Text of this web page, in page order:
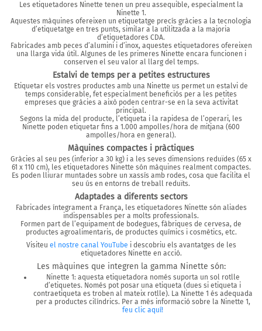
Les etiquetadores Ninette tenen un preu assequible, especialment la
Ninette 1.
Aquestes màquines ofereixen un etiquetatge precís gràcies a la tecnologia
d’etiquetatge en tres punts, similar a la utilitzada a la majoria
d’etiquetadores CDA.
Fabricades amb peces d’alumini i d’inox, aquestes etiquetadores ofereixen
una llarga vida útil. Algunes de les primeres Ninette encara funcionen i
conserven el seu valor al llarg del temps.
Estalvi de temps per a petites estructures
Etiquetar els vostres productes amb una Ninette us permet un estalvi de
temps considerable, fet especialment beneficiós per a les petites
empreses que gràcies a això poden centrar-se en la seva activitat
principal.
Segons la mida del producte, l’etiqueta i la rapidesa de l’operari, les
Ninette poden etiquetar fins a 1.000 ampolles/hora de mitjana (600
ampolles/hora en general).
Màquines compactes i pràctiques
Gràcies al seu pes (inferior a 30 kg) i a les seves dimensions reduïdes (65 x
61 x 110 cm), les etiquetadores Ninette són màquines realment compactes.
Es poden lliurar muntades sobre un xassís amb rodes, cosa que facilita el
seu ús en entorns de treball reduïts.
Adaptades a diferents sectors
Fabricades íntegrament a França, les etiquetadores Ninette són aliades
indispensables per a molts professionals.
Formen part de l’equipament de bodegues, fàbriques de cervesa, de
productes agroalimentaris, de productes químics i cosmètics, etc.
Visiteu el nostre canal YouTube i descobriu els avantatges de les
etiquetadores Ninette en acció.
Les màquines que integren la gamma Ninette són:
Ninette 1: aquesta etiquetadora només suporta un sol rotlle
d’etiquetes. Només pot posar una etiqueta (dues si etiqueta i
contraetiqueta es troben al mateix rotlle). La Ninette 1 és adequada
per a productes cilíndrics. Per a més informació sobre la Ninette 1,
feu clic aquí!